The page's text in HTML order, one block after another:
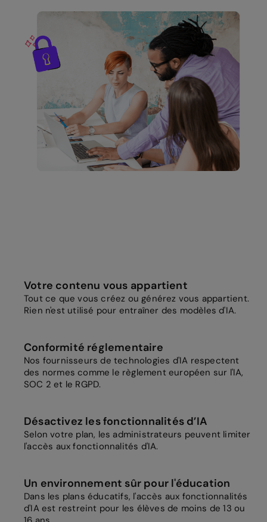
Votre contenu vous appartient
Tout ce que vous créez ou générez vous appartient.
Rien n'est utilisé pour entraîner des modèles d'IA.
Conformité réglementaire
Nos fournisseurs de technologies d'IA respectent
des normes comme le règlement européen sur l'IA,
SOC 2 et le RGPD.
Désactivez les fonctionnalités d’IA
Selon votre plan, les administrateurs peuvent limiter
l'accès aux fonctionnalités d'IA.
Un environnement sûr pour l'éducation
Dans les plans éducatifs, l'accès aux fonctionnalités
d'IA est restreint pour les élèves de moins de 13 ou